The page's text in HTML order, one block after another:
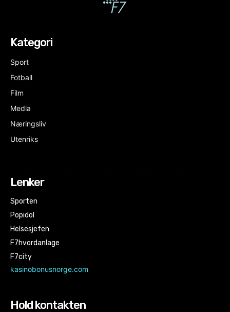
Kategori
Sport
Fotball
Film
Media
Næringsliv
Utenriks
Lenker
Sporten
Popidol
Helsesjefen
F7hvordanlage
F7city
kasinobonusnorge.com
Hold kontakten